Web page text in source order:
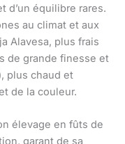
d’un équilibre rares.
au climat et aux
Alavesa, plus frais
de grande finesse et
plus chaud et
de la couleur.
élevage en fûts de
garant de sa